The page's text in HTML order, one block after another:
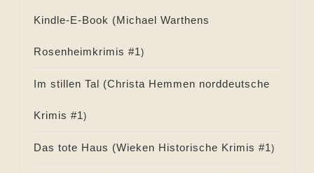
Kindle-E-Book (Michael Warthens
Rosenheimkrimis #1)
Im stillen Tal (Christa Hemmen norddeutsche
Krimis #1)
Das tote Haus (Wieken Historische Krimis #1)